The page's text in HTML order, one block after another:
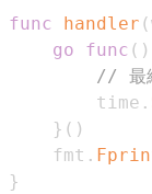
func handler (
go
func ( )
// 最
        time
.
} ( )
    fmt
.
}